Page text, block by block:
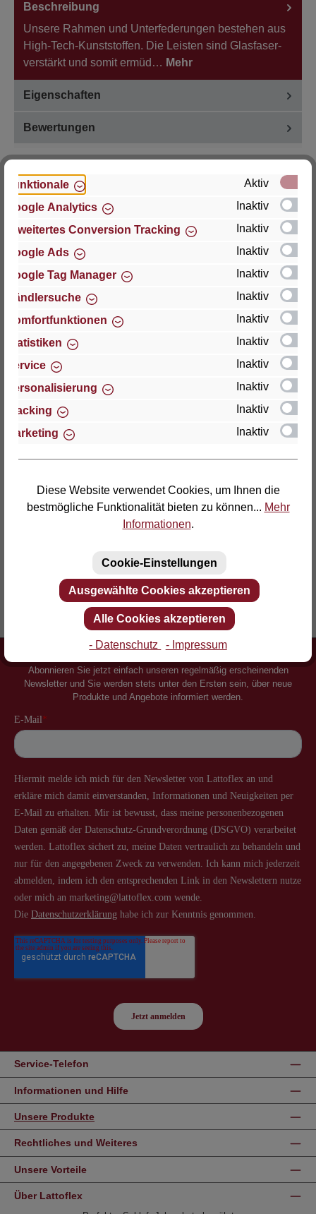
Beschreibung
Unsere Rahmen und Unterfederungen bestehen aus
High-Tech-Kunststoffen. Die Leisten sind Glasfaser-
verstärkt und somit ermüd… Mehr
Eigenschaften
Bewertungen
Hersteller
Für Fragen zu Produkt, Produktsicherheit oder
technische Unterstützung wenden Sie sich bitte an:
Thomas GmbH + Co. Sitz- und Liegemöbel KG
"Lattoflex"
D-27432 Bremervörde
Telefon: (04761) 979-0
E-Mail: info@lattoflex.com
Erfinder des Lattenrostes Mehr als 60 Jahre Erfahrung
Abonnieren Sie jetzt einfach unseren regelmäßig erscheinenden
Newsletter und Sie werden stets unter den Ersten sein, über neue
Produkte und Angebote informiert werden.
Service-Telefon
Informationen und Hilfe
Unsere Produkte
Rechtliches und Weiteres
Unsere Vorteile
Über Lattoflex
Funktionale
Aktiv
Google Analytics
Inaktiv
Erweitertes Conversion Tracking
Inaktiv
Google Ads
Inaktiv
Google Tag Manager
Inaktiv
Händlersuche
Inaktiv
Komfortfunktionen
Inaktiv
Statistiken
Inaktiv
Service
Inaktiv
Personalisierung
Inaktiv
Tracking
Inaktiv
Marketing
Inaktiv
Diese Website verwendet Cookies, um Ihnen die
bestmögliche Funktionalität bieten zu können... Mehr
Informationen.
Cookie-Einstellungen
Ausgewählte Cookies akzeptieren
Alle Cookies akzeptieren
- Datenschutz - Impressum